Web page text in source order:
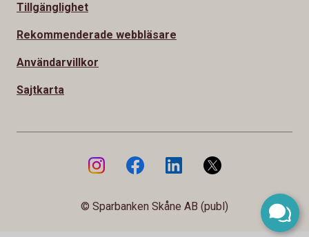
Tillgänglighet
Rekommenderade webbläsare
Användarvillkor
Sajtkarta
© Sparbanken Skåne AB (publ)